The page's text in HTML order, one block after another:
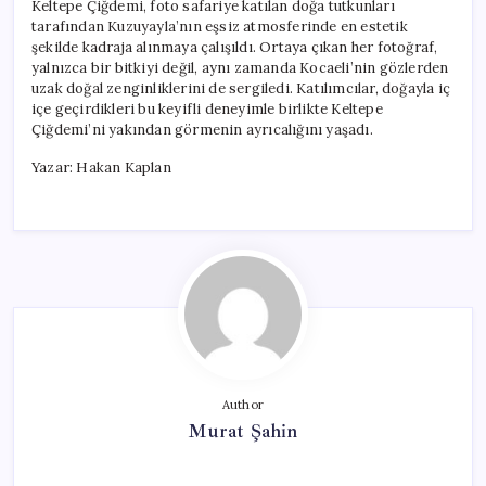
Keltepe Çiğdemi, foto safariye katılan doğa tutkunları
tarafından Kuzuyayla’nın eşsiz atmosferinde en estetik
şekilde kadraja alınmaya çalışıldı. Ortaya çıkan her fotoğraf,
yalnızca bir bitkiyi değil, aynı zamanda Kocaeli’nin gözlerden
uzak doğal zenginliklerini de sergiledi. Katılımcılar, doğayla iç
içe geçirdikleri bu keyifli deneyimle birlikte Keltepe
Çiğdemi’ni yakından görmenin ayrıcalığını yaşadı.
Yazar: Hakan Kaplan
Author
Murat Şahin